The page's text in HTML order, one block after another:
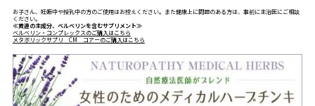
お子さん、妊娠中や授乳中の方のご使用はお控えください。また健康上に問題のある方は、事前に主治医にご相談
ください。
≪黄連の主成分、ベルベリンを含むサプリメント≫
ベルベリン・コンプレックスのご購入はこちら
メタボリックサプリ CM コアーのご購入はこちら